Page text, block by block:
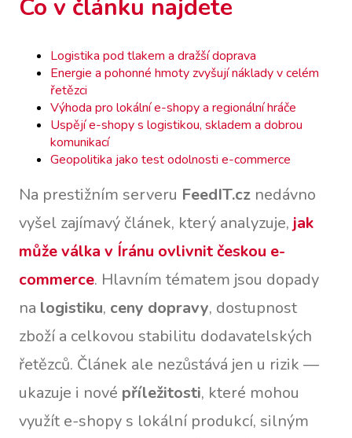
Co v článku najdete
Logistika pod tlakem a dražší doprava
Energie a pohonné hmoty zvyšují náklady v celém
řetězci
Výhoda pro lokální e-shopy a regionální hráče
Uspějí e-shopy s logistikou, skladem a dobrou
komunikací
Geopolitika jako test odolnosti e-commerce
Na prestižním serveru FeedIT.cz nedávno
vyšel zajímavý článek, který analyzuje, jak
může válka v Íránu ovlivnit českou e-
commerce. Hlavním tématem jsou dopady
na logistiku, ceny dopravy, dostupnost
zboží a celkovou stabilitu dodavatelských
řetězců. Článek ale nezůstává jen u rizik —
ukazuje i nové příležitosti, které mohou
využít e-shopy s lokální produkcí, silným